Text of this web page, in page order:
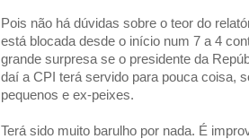
Pois não há dúvidas sobre o teor do
está blocada desde o início num 7 a 4
grande surpresa se o presidente da
daí a CPI terá servido para pouca coisa,
pequenos e ex-peixes.
Terá sido muito barulho por nada. É